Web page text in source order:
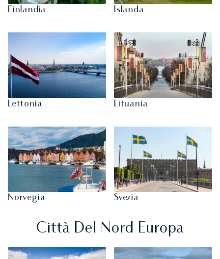
Finlandia Islanda
Lettonia Lituania
Norvegia Svezia
Città Del Nord Europa